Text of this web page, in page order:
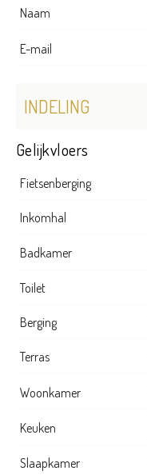
Naam
E-mail
INDELING
Gelijkvloers
Fietsenberging
Inkomhal
Badkamer
Toilet
Berging
Terras
Woonkamer
Keuken
Slaapkamer